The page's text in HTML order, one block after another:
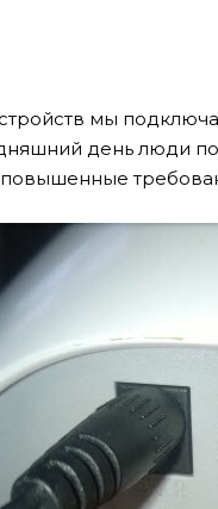
мы
день люди
повышенные